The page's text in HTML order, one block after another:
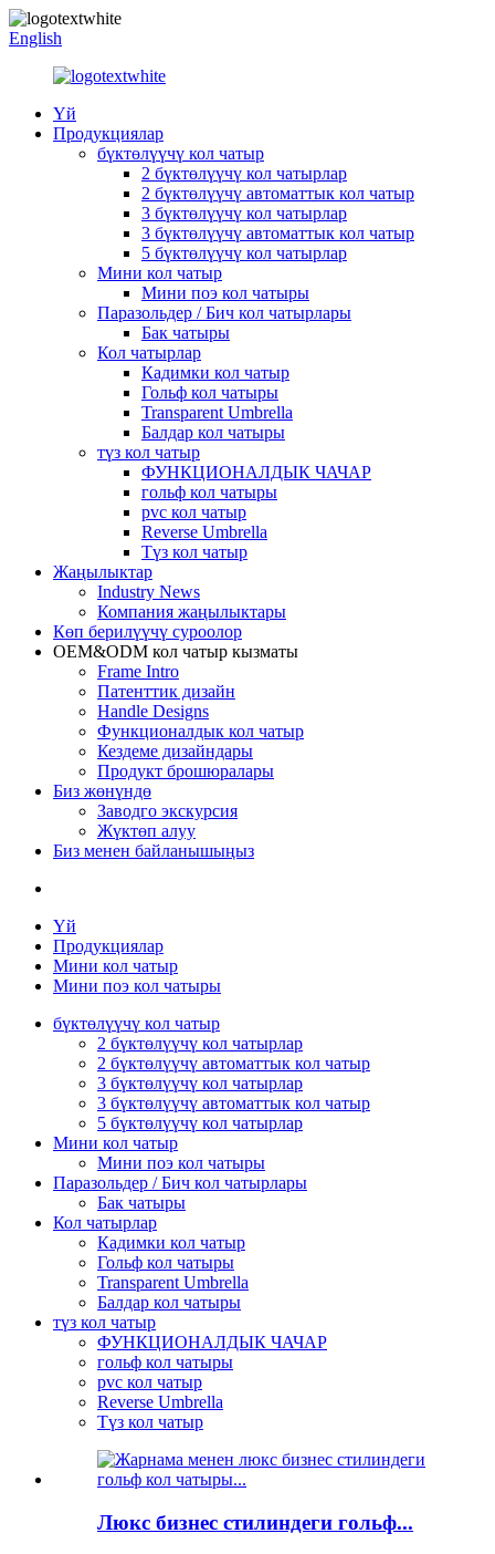
English
Үй
Продукциялар
бүктөлүүчү кол чатыр
2 бүктөлүүчү кол чатырлар
2 бүктөлүүчү автоматтык кол чатыр
3 бүктөлүүчү кол чатырлар
3 бүктөлүүчү автоматтык кол чатыр
5 бүктөлүүчү кол чатырлар
Мини кол чатыр
Мини поэ кол чатыры
Паразольдер / Бич кол чатырлары
Бак чатыры
Кол чатырлар
Кадимки кол чатыр
Гольф кол чатыры
Transparent Umbrella
Балдар кол чатыры
түз кол чатыр
ФУНКЦИОНАЛДЫК ЧАЧАР
гольф кол чатыры
pvc кол чатыр
Reverse Umbrella
Түз кол чатыр
Жаңылыктар
Industry News
Компания жаңылыктары
Көп берилүүчү суроолор
OEM&ODM кол чатыр кызматы
Frame Intro
Патенттик дизайн
Handle Designs
Функционалдык кол чатыр
Кездеме дизайндары
Продукт брошюралары
Биз жөнүндө
Заводго экскурсия
Жүктөп алуу
Биз менен байланышыңыз
Үй
Продукциялар
Мини кол чатыр
Мини поэ кол чатыры
бүктөлүүчү кол чатыр
2 бүктөлүүчү кол чатырлар
2 бүктөлүүчү автоматтык кол чатыр
3 бүктөлүүчү кол чатырлар
3 бүктөлүүчү автоматтык кол чатыр
5 бүктөлүүчү кол чатырлар
Мини кол чатыр
Мини поэ кол чатыры
Паразольдер / Бич кол чатырлары
Бак чатыры
Кол чатырлар
Кадимки кол чатыр
Гольф кол чатыры
Transparent Umbrella
Балдар кол чатыры
түз кол чатыр
ФУНКЦИОНАЛДЫК ЧАЧАР
гольф кол чатыры
pvc кол чатыр
Reverse Umbrella
Түз кол чатыр
Люкс бизнес стилиндеги гольф...